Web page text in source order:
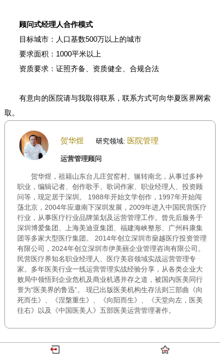
顾问式经理人合作模式
目标城市：人口基数500万以上的城市
要求面积：1000平米以上
资质要求：证照齐备、资质健全、合规合法
有意向的医院请与我取得联系，联系方式可向华夏医界网索
取。
贺华煜 研究领域: 医院管理
运营管理顾问
贺华煜，祖籍山东台儿庄贺窑村。辗转南北，从事过多种
职业，编辑记者、创作歌手、歌词作家、职业经理人、投资顾
问等，现定居于深圳。 1988年开始文学创作，1997年开始闯
荡北京，2004年应邀南下深圳发展，2009年进入中国民营医疗
行业，从事医疗行业品牌策划及运营管理工作。曾先后服务于
深圳博爱集团、上海美迪亚集团、福建海峡整形、广州科康集
团等多家大型医疗集团。 2014年创立深圳市燊越医疗投资管理
有限公司，2024年创立深圳市伊美丽企业管理咨询有限公司。
民营医疗界知名职业经理人、医疗美容领域实战运营管理专
家。多年医美行业一线运营管理实战经验分享，从各类企业大
败局中领悟到企业危机及商业机遇并存之道，被国内医美同行
誉为“医美界的鲁迅”。 现已出版医美机构生存法则三部曲《向
死而生》、《涅槃重生》、《向阳而生》、《天堂向左，医美
往右》以及《中国医美人》五部医美运营管理著作。